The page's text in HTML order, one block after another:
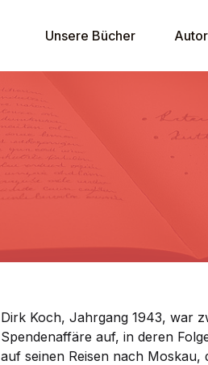
Unsere Bücher
Dirk Koch, Jahrgang 1943, war
Spendenaffäre auf, in deren
auf seinen Reisen nach